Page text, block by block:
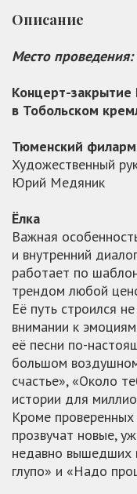
Описание
Место
Концерт-закрытие
в Тобольском
Тюменский
Художественный
Юрий Медяник
Ёлка
Важная
и внутренний
работает по
трендом любой
Её путь строился
внимании к
её песни по-
большом
счастье», «Около
истории для
Кроме
прозвучат новые,
недавно вышедших
глупо» и «Надо